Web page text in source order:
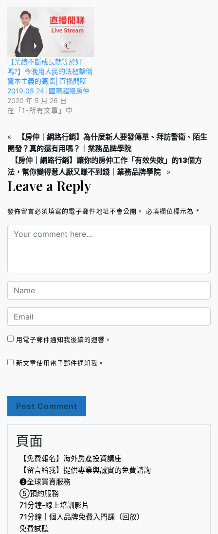
【業績不斷成長就等於好
嗎?】今晚用人民的法槌擊倒
資本主義的高牆│直播閒聊
2019.05.24│國際超級房仲
2020 年 5 月 26 日
在「1-所有文章」中
«
【房仲｜網路行銷】為什麼新人要發傳單、拜訪警衛、陌生
開發？真的還有用嗎？｜業務品牌學院
【房仲｜網路行銷】讓你的房仲工作「有效失敗」的13個方
法，幫你變得惹人厭又賺不到錢｜業務品牌學院
»
Leave a Reply
發佈留言必須填寫的電子郵件地址不會公開。 必填欄位標示為 *
用電子郵件通知我後續的迴響。
新文章使用電子郵件通知我。
頁面
【免費報名】海外房產投資講座
【留言給我】提供專業與誠實的免費諮詢
❸全球買賣服務
⑤預約服務
71分鐘-線上培訓影片
71分鐘｜個人品牌免費入門課（回放）
免費試聽